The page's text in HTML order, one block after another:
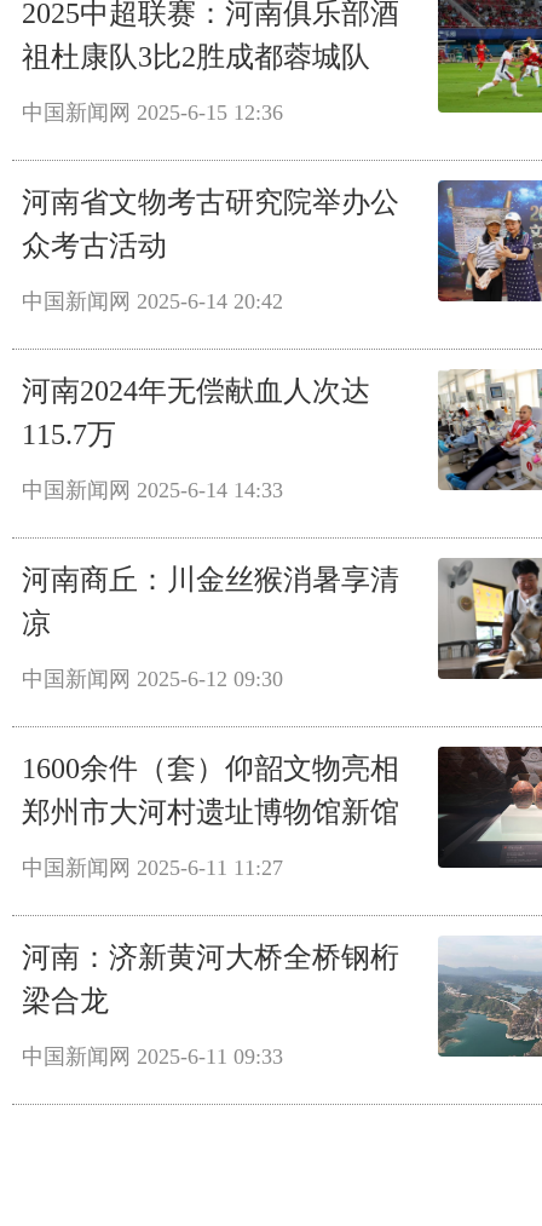
2025中超联赛：河南俱乐部酒
祖杜康队3比2胜成都蓉城队
中国新闻网 2025-6-15 12:36
河南省文物考古研究院举办公
众考古活动
中国新闻网 2025-6-14 20:42
河南2024年无偿献血人次达
115.7万
中国新闻网 2025-6-14 14:33
河南商丘：川金丝猴消暑享清
凉
中国新闻网 2025-6-12 09:30
1600余件（套）仰韶文物亮相
郑州市大河村遗址博物馆新馆
中国新闻网 2025-6-11 11:27
河南：济新黄河大桥全桥钢桁
梁合龙
中国新闻网 2025-6-11 09:33